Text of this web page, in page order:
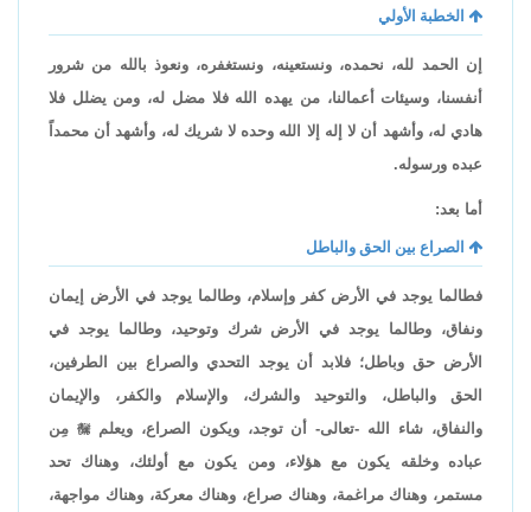
الخطبة الأولي
إن الحمد لله، نحمده، ونستعينه، ونستغفره، ونعوذ بالله من شرور
أنفسنا، وسيئات أعمالنا، من يهده الله فلا مضل له، ومن يضلل فلا
هادي له، وأشهد أن لا إله إلا الله وحده لا شريك له، وأشهد أن محمداً
عبده ورسوله.
أما بعد:
الصراع بين الحق والباطل
فطالما يوجد في الأرض كفر وإسلام، وطالما يوجد في الأرض إيمان
ونفاق، وطالما يوجد في الأرض شرك وتوحيد، وطالما يوجد في
الأرض حق وباطل؛ فلابد أن يوجد التحدي والصراع بين الطرفين،
الحق والباطل، والتوحيد والشرك، والإسلام والكفر، والإيمان
والنفاق، شاء الله -تعالى- أن توجد، ويكون الصراع، ويعلم مِن
عباده وخلقه يكون مع هؤلاء، ومن يكون مع أولئك، وهناك تحد
مستمر، وهناك مراغمة، وهناك صراع، وهناك معركة، وهناك مواجهة،